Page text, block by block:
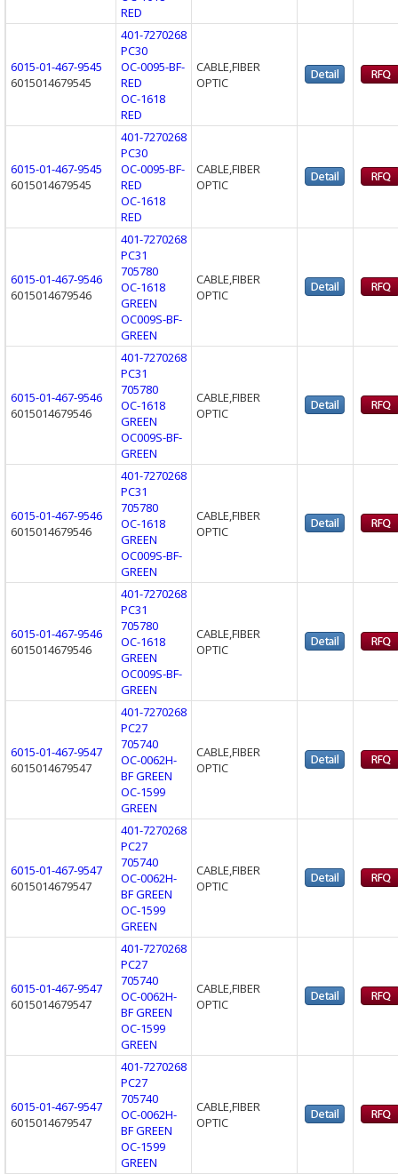
RED
6015-01-467-9545
6015014679545
401-7270268
PC30
OC-0095-BF-
RED
OC-1618
RED
CABLE,FIBER
OPTIC
6015-01-467-9545
6015014679545
401-7270268
PC30
OC-0095-BF-
RED
OC-1618
RED
CABLE,FIBER
OPTIC
6015-01-467-9546
6015014679546
401-7270268
PC31
705780
OC-1618
GREEN
OC009S-BF-
GREEN
CABLE,FIBER
OPTIC
6015-01-467-9546
6015014679546
401-7270268
PC31
705780
OC-1618
GREEN
OC009S-BF-
GREEN
CABLE,FIBER
OPTIC
6015-01-467-9546
6015014679546
401-7270268
PC31
705780
OC-1618
GREEN
OC009S-BF-
GREEN
CABLE,FIBER
OPTIC
6015-01-467-9546
6015014679546
401-7270268
PC31
705780
OC-1618
GREEN
OC009S-BF-
GREEN
CABLE,FIBER
OPTIC
6015-01-467-9547
6015014679547
401-7270268
PC27
705740
OC-0062H-
BF GREEN
OC-1599
GREEN
CABLE,FIBER
OPTIC
6015-01-467-9547
6015014679547
401-7270268
PC27
705740
OC-0062H-
BF GREEN
OC-1599
GREEN
CABLE,FIBER
OPTIC
6015-01-467-9547
6015014679547
401-7270268
PC27
705740
OC-0062H-
BF GREEN
OC-1599
GREEN
CABLE,FIBER
OPTIC
6015-01-467-9547
6015014679547
401-7270268
PC27
705740
OC-0062H-
BF GREEN
OC-1599
GREEN
CABLE,FIBER
OPTIC